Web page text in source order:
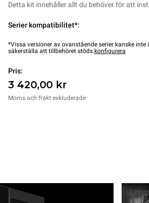
Detta kit innehåller allt du behöver för att
Serier kompatibilitet*:
*Vissa versioner av ovanstående serier kanske
säkerställa att tillbehöret stöds. konfigurera
Pris:
3 420,00 kr
Moms och frakt exkluderade